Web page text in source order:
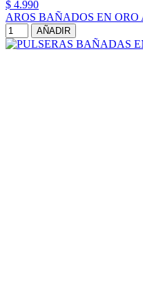
$ 4.990
AROS BAÑADOS EN
AÑADIR